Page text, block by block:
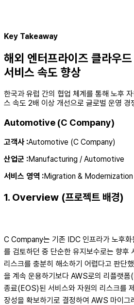
Key Takeaway
해외 엔터프라이즈 클라우
서비스 속도 향상
한국과 유럽 간의 협업 체계를 통해 노후
스 속도 2배 이상 개선으로 글로벌 운영 경
Automotive (C Company)
고객사:Automotive (C Company)
산업군 :Manufacturing / Automotive
서비스 영역 :Migration & Modernization
1. Overview (프로젝트 배경)
C Company는 기존 IDC 인프라가 노후화
를 검토하던 중 단순한 유지보수로는 향후
리스크를 충분히 해소하기 어렵다고 판단
을 계속 운용하기보다 AWS로의 리플랫
종료(EOS)된 서비스와 자원의 리스크를
장성을 확보하기로 결정하여 AWS 마이그